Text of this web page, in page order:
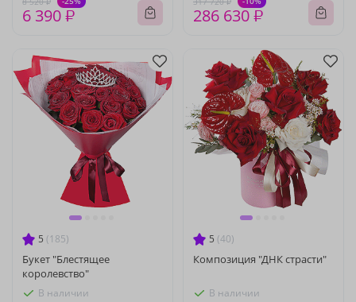
6 390 ₽ 286 630 ₽
5 (185)
Букет "Блестящее
королевство"
В наличии
5 (40)
Композиция "ДНК страсти"
В наличии